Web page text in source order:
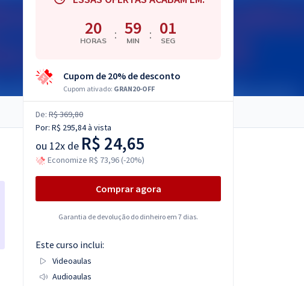
20
HORAS : 59
MIN : 00
SEG
Cupom de 20% de desconto
Cupom ativado: GRAN20-OFF
De: R$ 369,80
Por: R$ 295,84à vista
ou 12x de R$ 24,65
Economize R$ 73,96 (-20%)
Comprar agora
Garantia de devolução do dinheiro em 7 dias.
Este curso inclui:
Videoaulas
Audioaulas